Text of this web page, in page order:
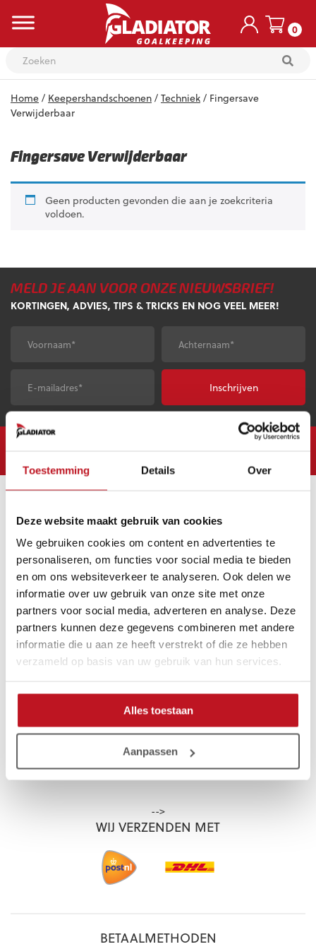
Toestemming Details Over
Deze website maakt gebruik van cookies
We gebruiken cookies om content en advertenties te
personaliseren, om functies voor social media te bieden
en om ons websiteverkeer te analyseren. Ook delen we
informatie over uw gebruik van onze site met onze
partners voor social media, adverteren en analyse. Deze
partners kunnen deze gegevens combineren met andere
informatie die u aan ze heeft verstrekt of die ze hebben
verzameld op basis van uw gebruik van hun services.
Alles toestaan
Aanpassen
0
content
Home/ Keepershandschoenen/Techniek/ Fingersave
Verwijderbaar
Fingersave Verwijderbaar
Geen producten gevonden die aan je zoekcriteria
voldoen.
MELD JE AAN VOOR ONZE NIEUWSBRIEF!
KORTINGEN, ADVIES, TIPS & TRICKS EN NOG VEEL MEER!
Voornaam* Achternaam*
KLANTENSERVICE
Veelgestelde vragen (FAQ)
Mijn account
Mijn bestelling
Betaling & Levering
Ruilen & Retourneren
Garantie
GLADIATORGOALKEEPING.NL
Ambassadeurs
Contact
-->
WIJ VERZENDEN MET
BETAALMETHODEN